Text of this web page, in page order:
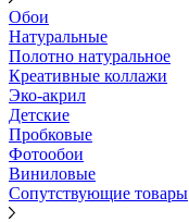
Обои
Натуральные
Полотно натуральное
Креативные коллажи
Эко-акрил
Детские
Пробковые
Фотообои
Виниловые
Сопутствующие товары